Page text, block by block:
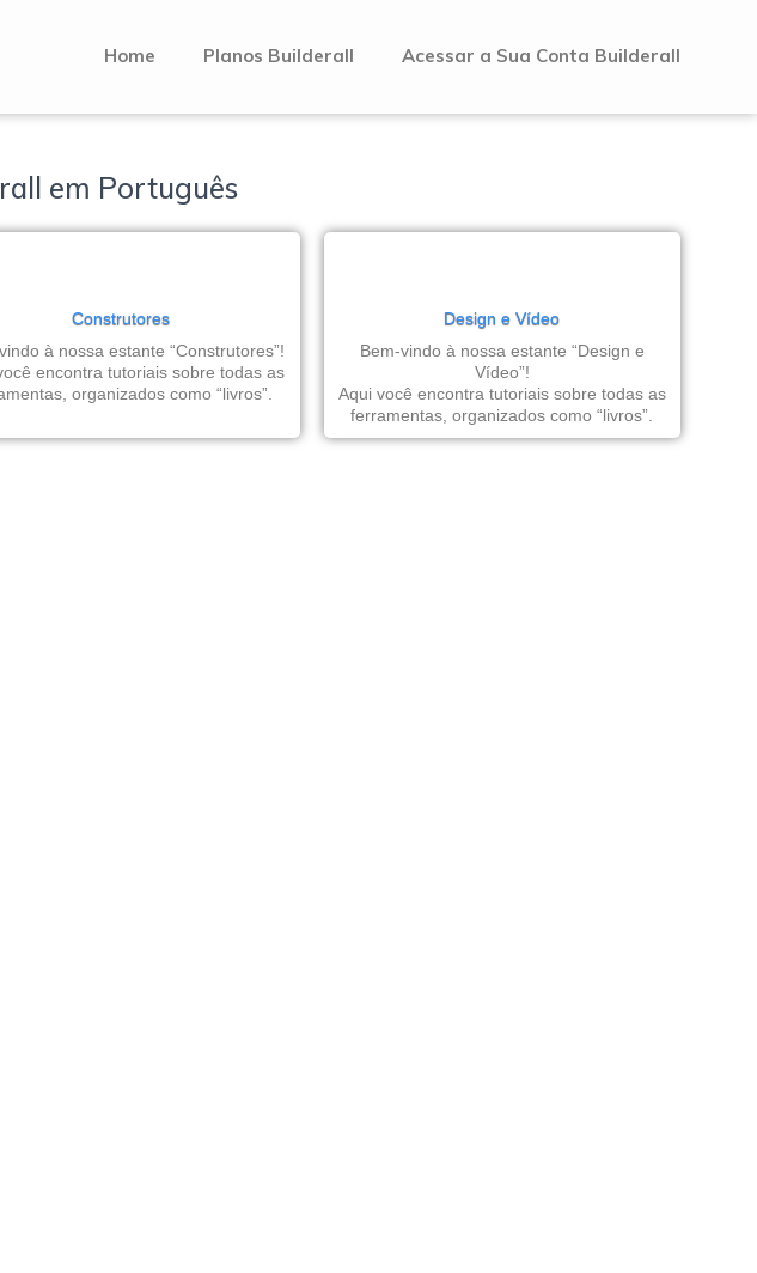
Home Planos Builderall Acessar a Sua Conta Builderall
em Português
Construtores
à nossa estante “Construtores”!
encontra tutoriais sobre todas as
organizados como “livros”.
Design e Vídeo
Bem-vindo à nossa estante “Design e
Vídeo”!
Aqui você encontra tutoriais sobre todas as
ferramentas, organizados como “livros”.